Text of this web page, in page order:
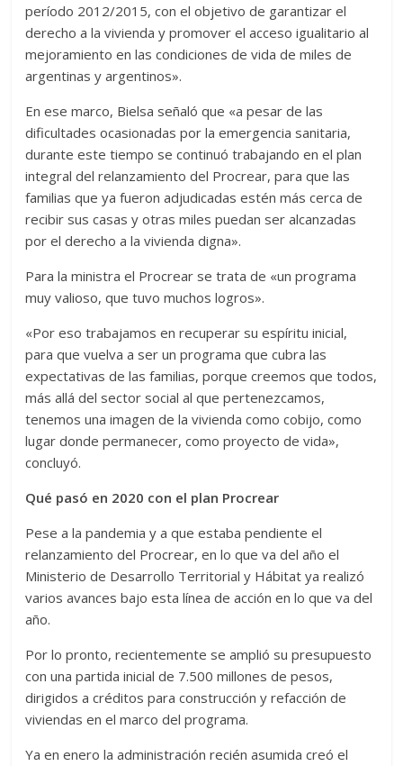
período 2012/2015, con el objetivo de garantizar el
derecho a la vivienda y promover el acceso igualitario al
mejoramiento en las condiciones de vida de miles de
argentinas y argentinos».
En ese marco, Bielsa señaló que «a pesar de las
dificultades ocasionadas por la emergencia sanitaria,
durante este tiempo se continuó trabajando en el plan
integral del relanzamiento del Procrear, para que las
familias que ya fueron adjudicadas estén más cerca de
recibir sus casas y otras miles puedan ser alcanzadas
por el derecho a la vivienda digna».
Para la ministra el Procrear se trata de «un programa
muy valioso, que tuvo muchos logros».
«Por eso trabajamos en recuperar su espíritu inicial,
para que vuelva a ser un programa que cubra las
expectativas de las familias, porque creemos que todos,
más allá del sector social al que pertenezcamos,
tenemos una imagen de la vivienda como cobijo, como
lugar donde permanecer, como proyecto de vida»,
concluyó.
Qué pasó en 2020 con el plan Procrear
Pese a la pandemia y a que estaba pendiente el
relanzamiento del Procrear, en lo que va del año el
Ministerio de Desarrollo Territorial y Hábitat ya realizó
varios avances bajo esta línea de acción en lo que va del
año.
Por lo pronto, recientemente se amplió su presupuesto
con una partida inicial de 7.500 millones de pesos,
dirigidos a créditos para construcción y refacción de
viviendas en el marco del programa.
Ya en enero la administración recién asumida creó el